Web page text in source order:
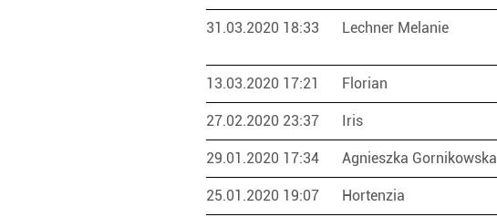
31.03.2020 18:33 Lechner Melanie
13.03.2020 17:21 Florian
27.02.2020 23:37 Iris
29.01.2020 17:34 Agnieszka Gornikowska
25.01.2020 19:07 Hortenzia